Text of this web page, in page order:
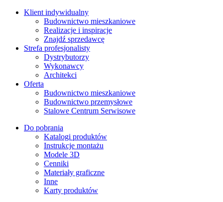
Klient indywidualny
Budownictwo mieszkaniowe
Realizacje i inspiracje
Znajdź sprzedawcę
Strefa profesjonalisty
Dystrybutorzy
Wykonawcy
Architekci
Oferta
Budownictwo mieszkaniowe
Budownictwo przemysłowe
Stalowe Centrum Serwisowe
Do pobrania
Katalogi produktów
Instrukcje montażu
Modele 3D
Cenniki
Materiały graficzne
Inne
Karty produktów